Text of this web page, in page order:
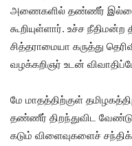
அணைகளில் தண்ணீர் இல்லை
கூறியுள்ளார். உச்ச
சித்தராமையா கருத்து
வழக்கறிஞர் உடன்
மே மாதத்திற்குள்
தண்ணீர் திறந்துவிட
கடும் விளைவுகளைச்